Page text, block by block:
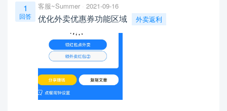
1
回答
客服~Summer 2021-09-16
优化外卖优惠券功能区域 外卖返利